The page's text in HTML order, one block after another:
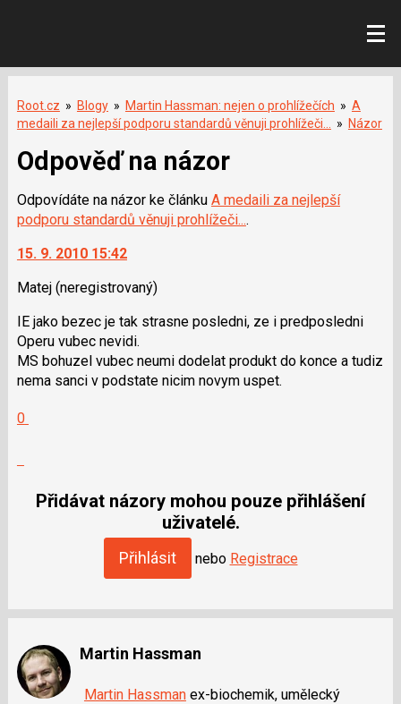
Root.cz » Blogy » Martin Hassman: nejen o prohlížečích » A
medaili za nejlepší podporu standardů věnuji prohlížeči...
» Názor
Odpověď na názor
Odpovídáte na názor ke článku A medaili za nejlepší
podporu standardů věnuji prohlížeči....
15. 9. 2010 15:42
Matej (neregistrovaný)
IE jako bezec je tak strasne posledni, ze i predposledni
Operu vubec nevidi.
MS bohuzel vubec neumi dodelat produkt do konce a tudiz
nema sanci v podstate nicim novym uspet.
0
jako
Přidávat názory mohou pouze přihlášení
uživatelé.
Přihlásit nebo Registrace
Martin Hassman
Martin Hassmanex-biochemik, umělecký